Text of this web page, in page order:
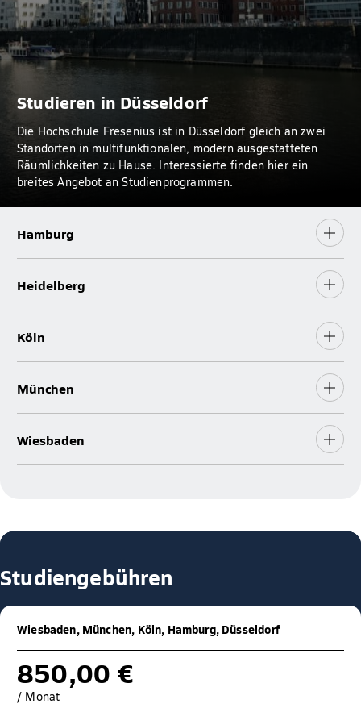
Studieren in Düsseldorf
Die Hochschule Fresenius ist in Düsseldorf gleich an zwei
Standorten in multifunktionalen, modern ausgestatteten
Räumlichkeiten zu Hause. Interessierte finden hier ein
breites Angebot an Studienprogrammen.
Hamburg
Heidelberg
Köln
München
Wiesbaden
Studiengebühren
Wiesbaden, München, Köln, Hamburg, Düsseldorf
850,00 €
/ Monat